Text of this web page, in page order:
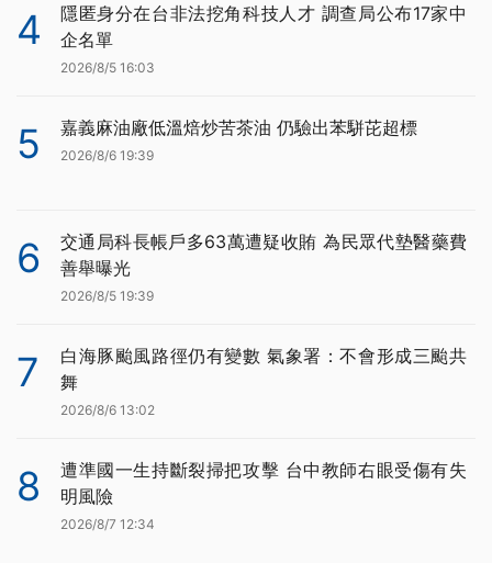
4
隱匿身分在台非法挖角科技人才 調查局公布17家中
企名單
2026/8/5 16:03
5 嘉義麻油廠低溫焙炒苦茶油 仍驗出苯駢芘超標
2026/8/6 19:39
6
交通局科長帳戶多63萬遭疑收賄 為民眾代墊醫藥費
善舉曝光
2026/8/5 19:39
7
白海豚颱風路徑仍有變數 氣象署：不會形成三颱共
舞
2026/8/6 13:02
8
遭準國一生持斷裂掃把攻擊 台中教師右眼受傷有失
明風險
2026/8/7 12:34